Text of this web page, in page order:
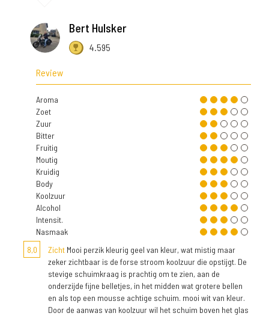
Bert Hulsker
4.595
Review
Aroma
Zoet
Zuur
Bitter
Fruitig
Moutig
Kruidig
Body
Koolzuur
Alcohol
Intensit.
Nasmaak
8,0
Zicht Mooi perzik kleurig geel van kleur, wat mistig maar
zeker zichtbaar is de forse stroom koolzuur die opstijgt. De
stevige schuimkraag is prachtig om te zien, aan de
onderzijde fijne belletjes, in het midden wat grotere bellen
en als top een mousse achtige schuim. mooi wit van kleur.
Door de aanwas van koolzuur wil het schuim boven het glas